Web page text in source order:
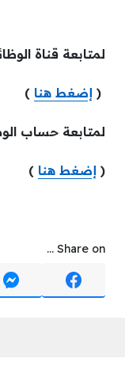
لمتابعة قناة
( إضغط هنا )
لمتابعة حساب
( إضغط هنا )
Share on ...